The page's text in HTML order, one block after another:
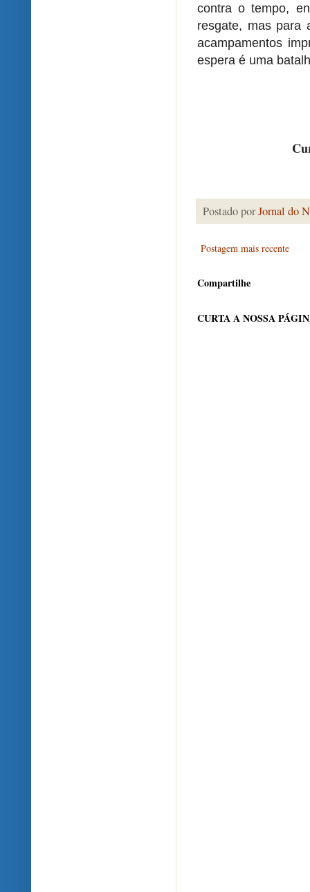
contra o tempo,
resgate, mas para
acampamentos
espera é uma
Postado porJornal do
Postagem mais recente
Compartilhe
CURTA A NOSSA